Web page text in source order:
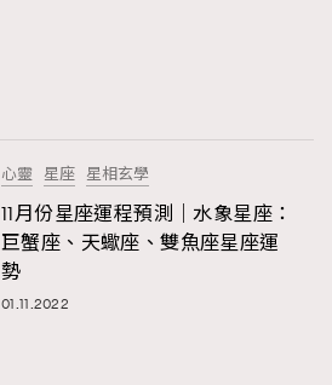
心靈 星座 星相玄學
11月份星座運程預測｜水象星座：
巨蟹座、天蠍座、雙魚座星座運
勢
01.11.2022